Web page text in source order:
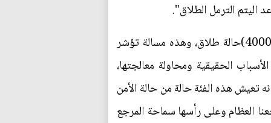
اليتم الترمل الطلاق".
"في إحصائية بسيطة تشير إلى أن معدل الطلاق في كربلاء المقدسة وحدها ولسنة (2016) فاق العدد(4000)حالة طلاق، وهذه مسالة تؤشر
الحقيقية ومحاولة معالجتها،
تعيش هذه الفئة حالة من حالة الأمن
العظام وعلى رأسها سماحة المرجع